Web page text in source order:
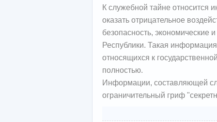
К служебной тайне относится
оказать отрицательное
безопасность, экономические
Республики. Такая
относящихся к
полностью.
Информации, составляющей
ограничительный гриф